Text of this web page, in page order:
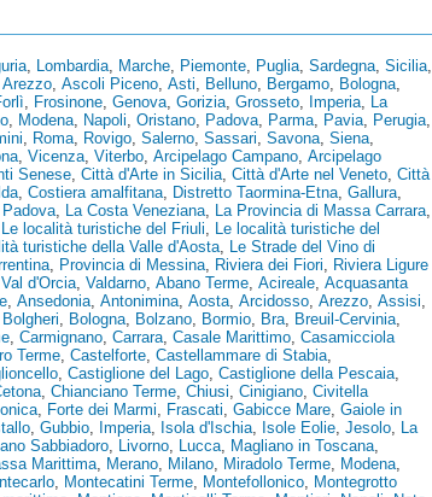
, Lombardia, Marche, Piemonte, Puglia, Sardegna, Sicilia,
Arezzo, Ascoli Piceno, Asti, Belluno, Bergamo, Bologna,
, Frosinone, Genova, Gorizia, Grosseto, Imperia, La
, Modena, Napoli, Oristano, Padova, Parma, Pavia, Perugia,
, Roma, Rovigo, Salerno, Sassari, Savona, Siena,
, Vicenza, Viterbo, Arcipelago Campano, Arcipelago
Senese, Città d'Arte in Sicilia, Città d'Arte nel Veneto, Città
, Costiera amalfitana, Distretto Taormina-Etna, Gallura,
, La Costa Veneziana, La Provincia di Massa Carrara,
Le località turistiche del Friuli, Le località turistiche del
turistiche della Valle d'Aosta, Le Strade del Vino di
, Provincia di Messina, Riviera dei Fiori, Riviera Ligure
Val d'Orcia, Valdarno, Abano Terme, Acireale, Acquasanta
, Ansedonia, Antonimina, Aosta, Arcidosso, Arezzo, Assisi,
Bolgheri, Bologna, Bolzano, Bormio, Bra, Breuil-Cervinia,
, Carmignano, Carrara, Casale Marittimo, Casamicciola
Terme, Castelforte, Castellammare di Stabia,
, Castiglione del Lago, Castiglione della Pescaia,
, Chianciano Terme, Chiusi, Cinigiano, Civitella
, Forte dei Marmi, Frascati, Gabicce Mare, Gaiole in
, Gubbio, Imperia, Isola d'Ischia, Isole Eolie, Jesolo, La
Sabbiadoro, Livorno, Lucca, Magliano in Toscana,
Marittima, Merano, Milano, Miradolo Terme, Modena,
, Montecatini Terme, Montefollonico, Montegrotto